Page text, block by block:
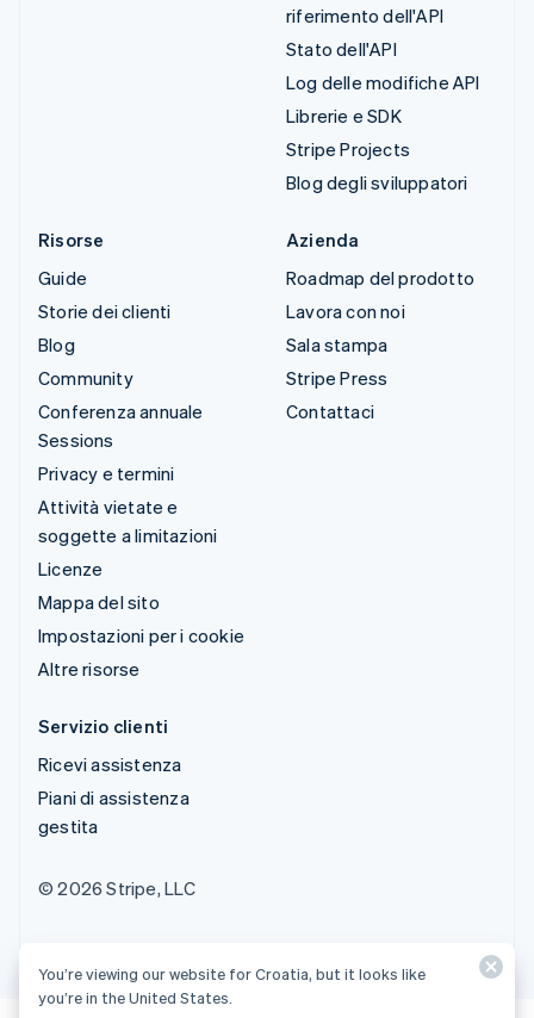
riferimento dell'API
Stato dell'API
Log delle modifiche API
Librerie e SDK
Stripe Projects
Blog degli sviluppatori
Risorse
Guide
Storie dei clienti
Blog
Community
Conferenza annuale
Sessions
Privacy e termini
Attività vietate e
soggette a limitazioni
Licenze
Mappa del sito
Impostazioni per i cookie
Altre risorse
Azienda
Roadmap del prodotto
Lavora con noi
Sala stampa
Stripe Press
Contattaci
Servizio clienti
Ricevi assistenza
Piani di assistenza
gestita
© 2026 Stripe, LLC
You’re viewing our website for Croatia, but it looks like
you’re in the United States.